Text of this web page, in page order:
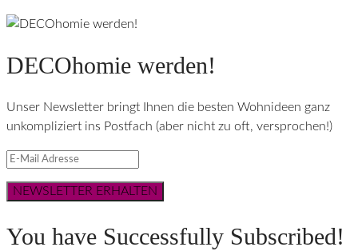
DECOhomie werden!
Unser Newsletter bringt Ihnen die besten Wohnideen ganz
unkompliziert ins Postfach (aber nicht zu oft, versprochen!)
NEWSLETTER ERHALTEN
You have Successfully Subscribed!